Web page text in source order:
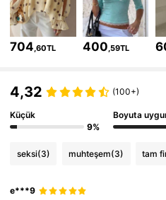
4,77 2.6M Takipçiler
4,77 2.6M Takipçiler
2.6M Takipçiler
4,77 2.6M Takipçiler
4,77
704,60TL 400,59TL
4,32 (100+)
Küçük
9%
Boyuta
seksi(3) muhteşem(3) tam
e***9